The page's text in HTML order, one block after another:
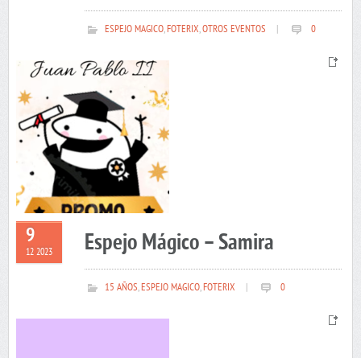
ESPEJO MAGICO,FOTERIX,OTROS EVENTOS 0
9
12 2023 Espejo Mágico – Samira
15 AÑOS,ESPEJO MAGICO,FOTERIX 0